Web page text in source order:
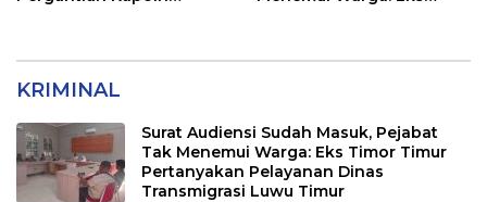
KRIMINAL
Surat Audiensi Sudah Masuk, Pejabat
Tak Menemui Warga: Eks Timor Timur
Pertanyakan Pelayanan Dinas
Transmigrasi Luwu Timur